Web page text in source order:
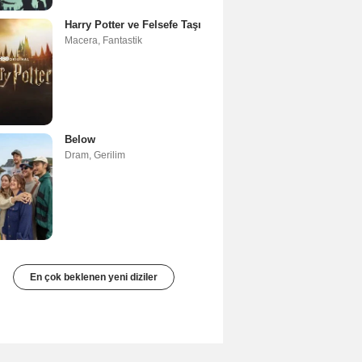
Harry Potter ve Felsefe Taşı
Macera, Fantastik
Below
Dram, Gerilim
En çok beklenen yeni diziler